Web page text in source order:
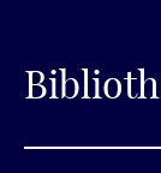
Service